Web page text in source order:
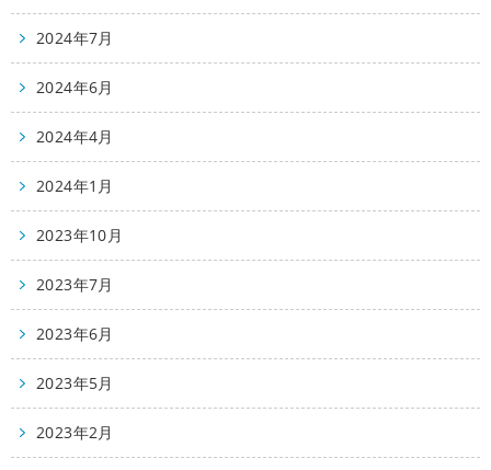
2024年7月
2024年6月
2024年4月
2024年1月
2023年10月
2023年7月
2023年6月
2023年5月
2023年2月